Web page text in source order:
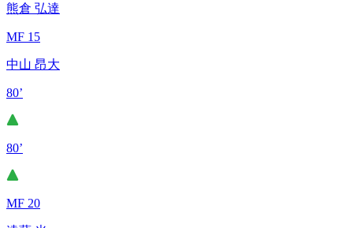
熊倉 弘達
MF 15
中山 昂大
80’
80’
MF 20